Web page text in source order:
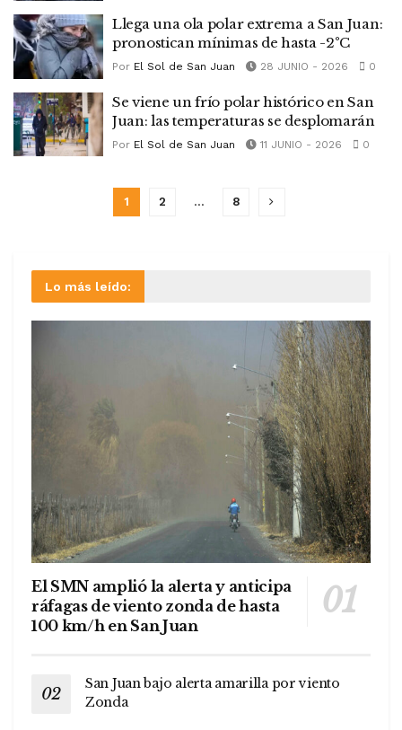
Llega una ola polar extrema a San Juan:
pronostican mínimas de hasta -2°C
Por El Sol de San Juan 28 JUNIO - 2026 0
Se viene un frío polar histórico en San
Juan: las temperaturas se desplomarán
Por El Sol de San Juan 11 JUNIO - 2026 0
1 2 … 8
Lo más leído:
El SMN amplió la alerta y anticipa
ráfagas de viento zonda de hasta
100 km/h en San Juan
San Juan bajo alerta amarilla por viento
Zonda